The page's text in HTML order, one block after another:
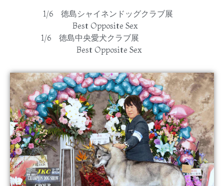
1/6 徳島シャイネンドッグクラブ展
Best Opposite Sex
1/6 徳島中央愛犬クラブ展
Best Opposite Sex